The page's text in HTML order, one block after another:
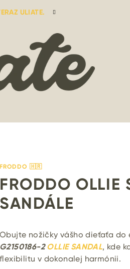
ULIATE.
FRODDO 🇭🇷
FRODDO OLLIE
SANDÁLE
Obujte nožičky vášho dieťaťa do
G2150186-2OLLIE SANDAL, kde
flexibilitu v dokonalej harmónii.